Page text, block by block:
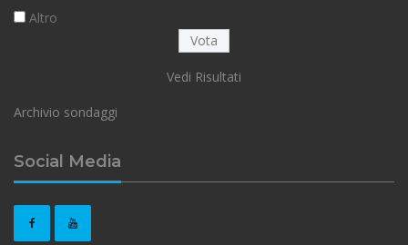
Altro
Vedi Risultati
Archivio sondaggi
Social Media